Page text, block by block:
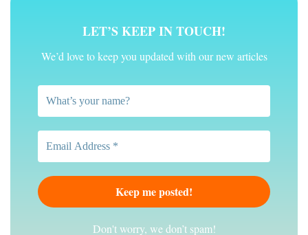
LET’S KEEP IN TOUCH!
We’d love to keep you updated with our new articles
Don't worry, we don’t spam!